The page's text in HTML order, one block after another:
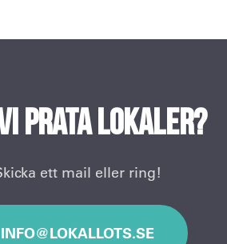
prata lokaler?
ett mail eller ring!
INFO@LOKALLOTS.SE